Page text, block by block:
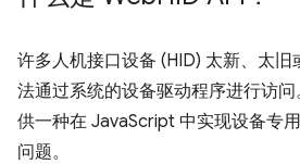
许多人机接口设备 (HID) 太新、太
法通过系统的设备驱动程序进行访问
供一种在 JavaScript 中实现设备专
问题。